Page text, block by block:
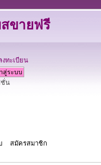
ขายฟรี
งทะเบียน
ชั่น
สมัครสมาชิก